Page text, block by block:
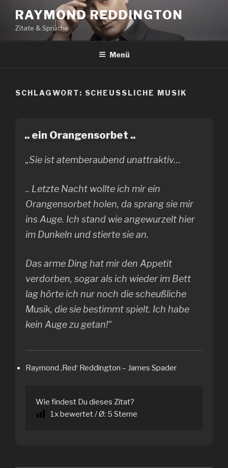
Inhalt
springen
RAYMOND REDDINGTON
Zitate & Sprüche
Menü
SCHLAGWORT: SCHEUSSLICHE MUSIK
.. ein Orangensorbet ..
„Sie ist atemberaubend unattraktiv…
.. Letzte Nacht wollte ich mir ein
Orangensorbet holen, da sprang sie mir
ins Auge. Ich stand wie angewurzelt hier
im Dunkeln und stierte sie an.
Das arme Ding hat mir den Appetit
verdorben, sogar als ich wieder im Bett
lag hörte ich nur noch die scheußliche
Musik, die sie bestimmt spielt. Ich habe
kein Auge zu getan!“
Raymond ‚Red‘ Reddington – James Spader
Wie findest Du dieses Zitat?
1 x bewertet / Ø: 5 Sterne